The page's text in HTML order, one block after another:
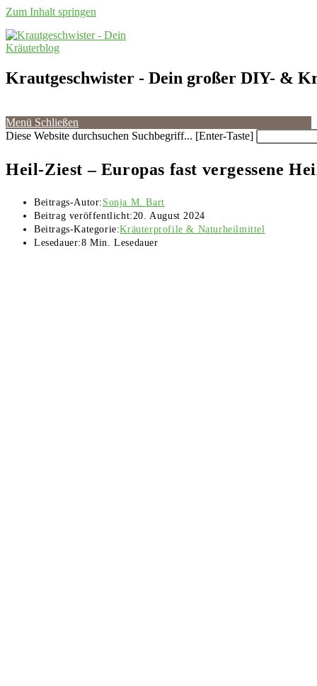
Zum Inhalt springen
Krautgeschwister - Dein großer DIY- &
Menü Schließen
Diese Website durchsuchen Suchbegriff... [Enter-Taste]
Heil-Ziest – Europas fast vergessene
Beitrags-Autor: Sonja M. Bart
Beitrag veröffentlicht: 20. August 2024
Beitrags-Kategorie:Kräuterprofile & Naturheilmittel
Lesedauer:8 Min. Lesedauer